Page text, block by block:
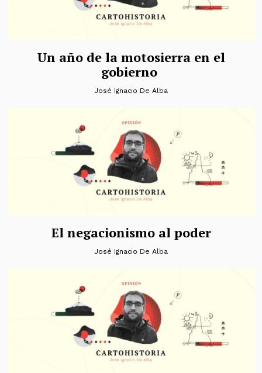
Un año de la motosierra en el
gobierno
José Ignacio De Alba
El negacionismo al poder
José Ignacio De Alba